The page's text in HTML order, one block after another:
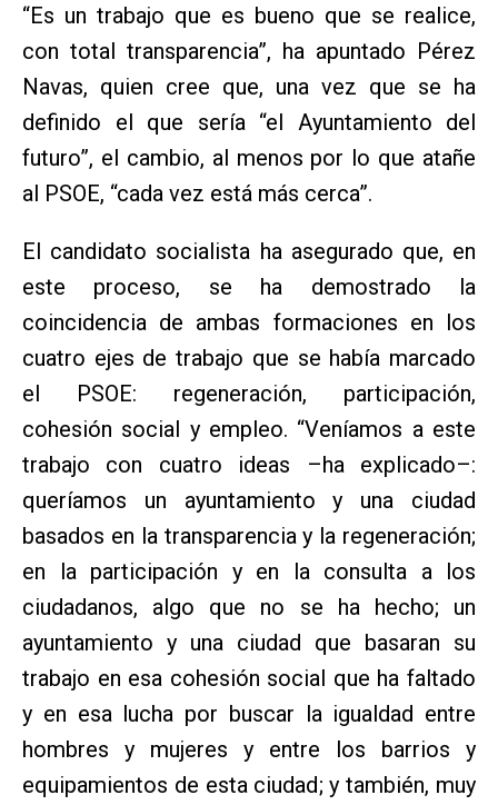
“Es un trabajo que es bueno que se realice,
con total transparencia”, ha apuntado Pérez
Navas, quien cree que, una vez que se ha
definido el que sería “el Ayuntamiento del
futuro”, el cambio, al menos por lo que atañe
al PSOE, “cada vez está más cerca”.
El candidato socialista ha asegurado que, en
este proceso, se ha demostrado la
coincidencia de ambas formaciones en los
cuatro ejes de trabajo que se había marcado
el PSOE: regeneración, participación,
cohesión social y empleo. “Veníamos a este
trabajo con cuatro ideas –ha explicado–:
queríamos un ayuntamiento y una ciudad
basados en la transparencia y la regeneración;
en la participación y en la consulta a los
ciudadanos, algo que no se ha hecho; un
ayuntamiento y una ciudad que basaran su
trabajo en esa cohesión social que ha faltado
y en esa lucha por buscar la igualdad entre
hombres y mujeres y entre los barrios y
equipamientos de esta ciudad; y también, muy